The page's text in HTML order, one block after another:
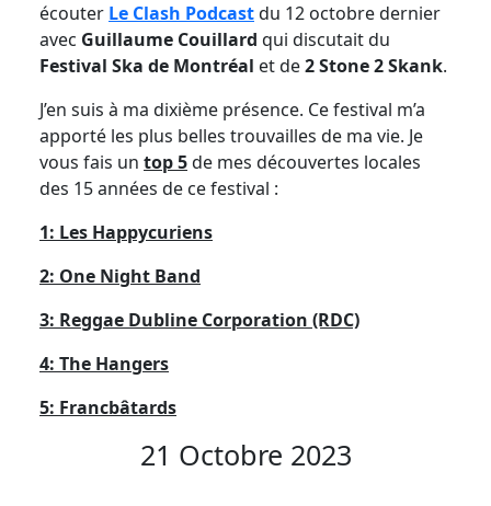
écouter Le Clash Podcastdu 12 octobre dernier
avec Guillaume Couillard qui discutait du
Festival Ska de Montréal et de2 Stone 2 Skank.
J’en suis à ma dixième présence. Ce festival m’a
apporté les plus belles trouvailles de ma vie. Je
vous fais un top 5de mes découvertes locales
des 15 années de ce festival :
1: Les Happycuriens
2: One Night Band
3: Reggae Dubline Corporation (RDC)
4: The Hangers
5: Francbâtards
21 Octobre 2023